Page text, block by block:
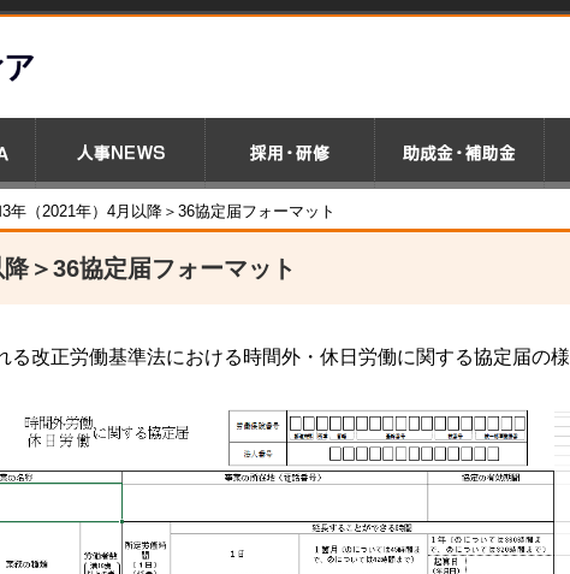
年（2021年）4月以降＞36協定届フォーマット
＞36協定届フォーマット
る改正労働基準法における時間外・休日労働に関する協定届の様